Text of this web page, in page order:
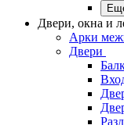
Двери, окна и
Арки
Двери